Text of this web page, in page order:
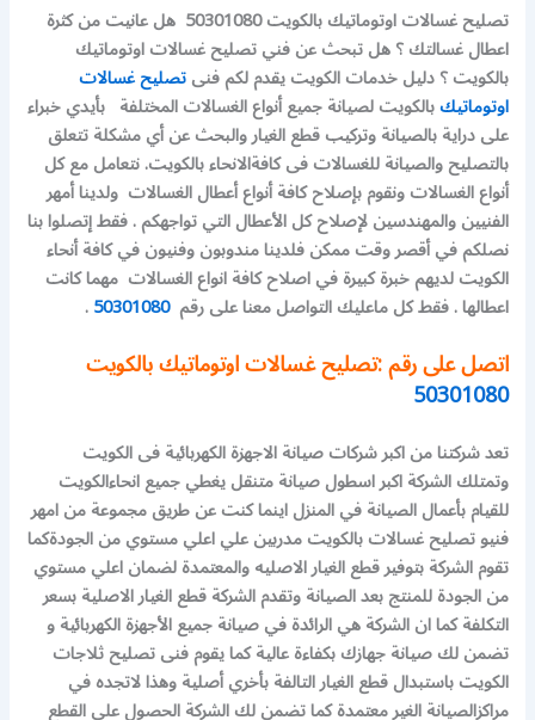
تصليح غسالات اوتوماتيك بالكويت 50301080 هل عانيت من كثرة
اعطال غسالتك ؟ هل تبحث عن فني تصليح غسالات اوتوماتيك
بالكويت ؟ دليل خدمات الكويت يقدم لكم فنىتصليح غسالات
اوتوماتيكبالكويت لصيانة جميع أنواع الغسالات المختلفة بأيدي خبراء
على دراية بالصيانة وتركيب قطع الغيار والبحث عن أي مشكلة تتعلق
بالتصليح والصيانة للغسالات فى كافةالانحاء بالكويت. نتعامل مع كل
أنواع الغسالات ونقوم بإصلاح كافة أنواع أعطال الغسالات ولدينا أمهر
الفنيين والمهندسين لإصلاح كل الأعطال التي تواجهكم . فقط إتصلوا بنا
نصلكم في أقصر وقت ممكن فلدينا مندوبون وفنيون في كافة أنحاء
الكويت لديهم خبرة كبيرة في اصلاح كافة انواع الغسالات مهما كانت
اعطالها . فقط كل ماعليك التواصل معنا على رقم50301080
.
اتصل على رقم :تصليح غسالات اوتوماتيك بالكويت
50301080
تعد شركتنا من اكبر شركات صيانة الاجهزة الكهربائية فى الكويت
وتمتلك الشركة اكبر اسطول صيانة متنقل يغطي جميع انحاءالكويت
للقيام بأعمال الصيانة في المنزل اينما كنت عن طريق مجموعة من امهر
فنيو تصليح غسالات بالكويت مدربين علي اعلي مستوي من الجودةكما
تقوم الشركة بتوفير قطع الغيار الاصليه والمعتمدة لضمان اعلي مستوي
من الجودة للمنتج بعد الصيانة وتقدم الشركة قطع الغيار الاصلية بسعر
التكلفة كما ان الشركة هي الرائدة في صيانة جميع الأجهزة الكهربائية و
تضمن لك صيانة جهازك بكفاءة عالية كما يقوم فنى تصليح ثلاجات
الكويت باستبدال قطع الغيار التالفة بأخري أصلية وهذا لاتجده في
مراكزالصيانة الغير معتمدة كما تضمن لك الشركة الحصول علي القطع